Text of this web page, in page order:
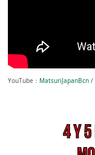
YouTube： MatsuriJapanBcn /